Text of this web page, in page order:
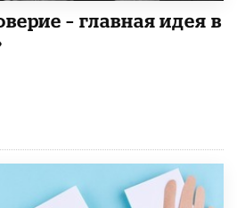
– главная идея в